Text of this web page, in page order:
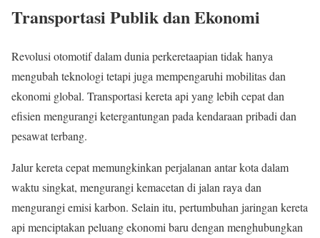
Transportasi Publik dan Ekonomi
Revolusi otomotif dalam dunia perkeretaapian tidak hanya
mengubah teknologi tetapi juga mempengaruhi mobilitas dan
ekonomi global. Transportasi kereta api yang lebih cepat dan
efisien mengurangi ketergantungan pada kendaraan pribadi dan
pesawat terbang.
Jalur kereta cepat memungkinkan perjalanan antar kota dalam
waktu singkat, mengurangi kemacetan di jalan raya dan
mengurangi emisi karbon. Selain itu, pertumbuhan jaringan kereta
api menciptakan peluang ekonomi baru dengan menghubungkan